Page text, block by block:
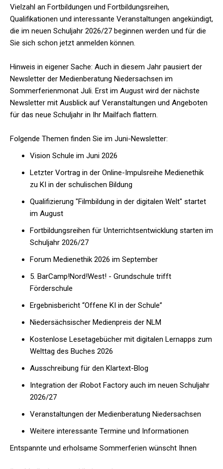
Vielzahl an Fortbildungen und Fortbildungsreihen,
Qualifikationen und interessante Veranstaltungen angekündigt,
die im neuen Schuljahr 2026/27 beginnen werden und für die
Sie sich schon jetzt anmelden können.
Hinweis in eigener Sache: Auch in diesem Jahr pausiert der
Newsletter der Medienberatung Niedersachsen im
Sommerferienmonat Juli. Erst im August wird der nächste
Newsletter mit Ausblick auf Veranstaltungen und Angeboten
für das neue Schuljahr in Ihr Mailfach flattern.
Folgende Themen finden Sie im Juni-Newsletter:
Vision Schule im Juni 2026
Letzter Vortrag in der Online-Impulsreihe Medienethik
zu KI in der schulischen Bildung
Qualifizierung "Filmbildung in der digitalen Welt" startet
im August
Fortbildungsreihen für Unterrichtsentwicklung starten im
Schuljahr 2026/27
Forum Medienethik 2026 im September
5. BarCamp!Nord!West! - Grundschule trifft
Förderschule
Ergebnisbericht “Offene KI in der Schule”
Niedersächsischer Medienpreis der NLM
Kostenlose Lesetagebücher mit digitalen Lernapps zum
Welttag des Buches 2026
Ausschreibung für den Klartext-Blog
Integration der iRobot Factory auch im neuen Schuljahr
2026/27
Veranstaltungen der Medienberatung Niedersachsen
Weitere interessante Termine und Informationen
Entspannte und erholsame Sommerferien wünscht Ihnen